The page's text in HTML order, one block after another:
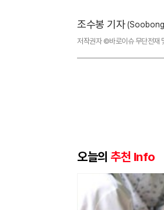
조수봉 기자
저작권자 ©바로이슈 무단전재
오늘의 추천 Info